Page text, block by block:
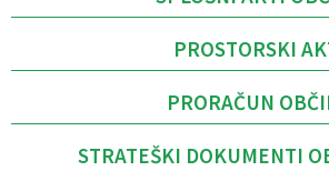
PROSTORSKI
PRORAČUN
STRATEŠKI DOKUMENTI